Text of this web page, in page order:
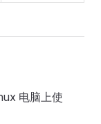
电脑上使